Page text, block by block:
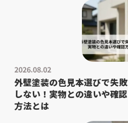
2026.08.02
外壁塗装の色見本選びで失敗
しない！実物との違いや確認
方法とは